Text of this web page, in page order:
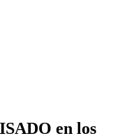
en los